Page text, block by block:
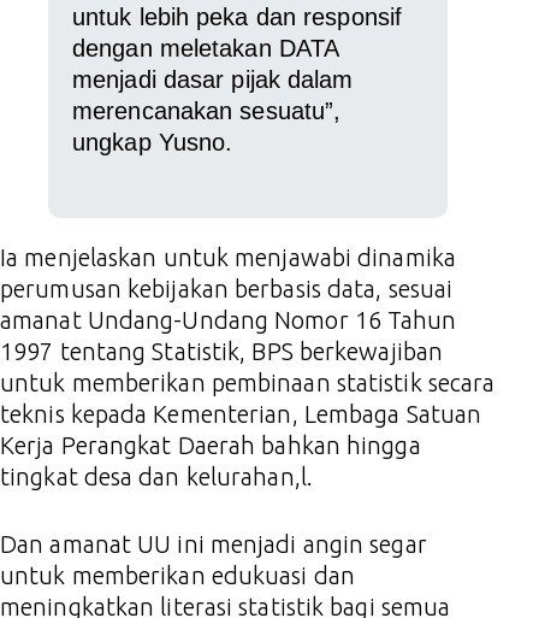
untuk lebih peka dan responsif
dengan meletakan DATA
menjadi dasar pijak dalam
merencanakan sesuatu”,
ungkap Yusno.
Ia menjelaskan untuk menjawabi dinamika
perumusan kebijakan berbasis data, sesuai
amanat Undang-Undang Nomor 16 Tahun
1997 tentang Statistik, BPS berkewajiban
untuk memberikan pembinaan statistik secara
teknis kepada Kementerian, Lembaga Satuan
Kerja Perangkat Daerah bahkan hingga
tingkat desa dan kelurahan,l.
Dan amanat UU ini menjadi angin segar
untuk memberikan edukuasi dan
meningkatkan literasi statistik bagi semua